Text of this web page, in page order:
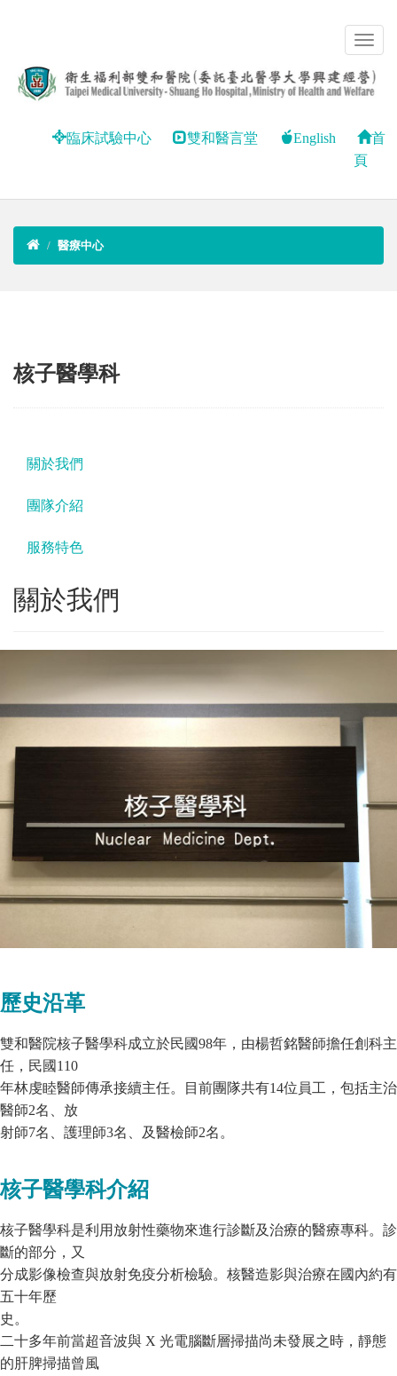
臨床試驗中心 雙和醫言堂 English
首
頁
醫療中心
核子醫學科
關於我們
團隊介紹
服務特色
關於我們
歷史沿革
雙和醫院核子醫學科成立於民國98年，由楊哲銘醫師擔任創科主
任，民國110
年林虔睦醫師傳承接續主任。目前團隊共有14位員工，包括主治
醫師2名、放
射師7名、護理師3名、及醫檢師2名。
核子醫學科介紹
核子醫學科是利用放射性藥物來進行診斷及治療的醫療專科。診
斷的部分，又
分成影像檢查與放射免疫分析檢驗。核醫造影與治療在國內約有
五十年歷
史。
二十多年前當超音波與 X 光電腦斷層掃描尚未發展之時，靜態
的肝脾掃描曾風